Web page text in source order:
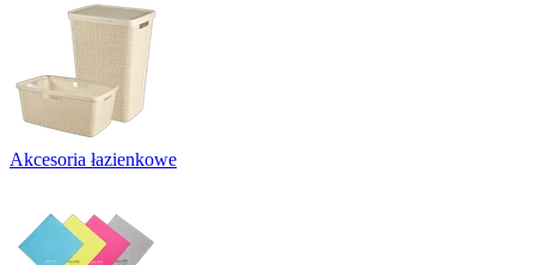
Akcesoria łazienkowe